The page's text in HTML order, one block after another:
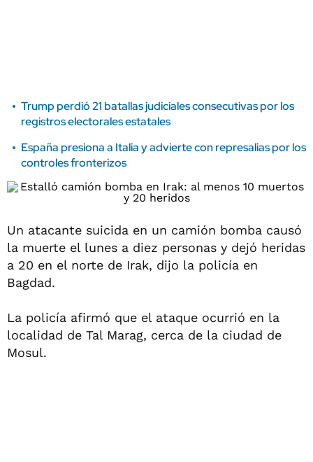
Trump perdió 21 batallas judiciales consecutivas por los
registros electorales estatales
España presiona a Italia y advierte con represalias por los
controles fronterizos
Un atacante suicida en un camión bomba causó
la muerte el lunes a diez personas y dejó heridas
a 20 en el norte de Irak, dijo la policía en
Bagdad.
La policía afirmó que el ataque ocurrió en la
localidad de Tal Marag, cerca de la ciudad de
Mosul.